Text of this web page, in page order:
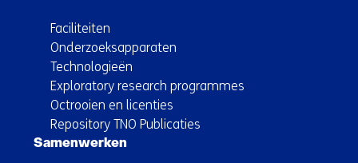
Faciliteiten
Onderzoeksapparaten
Technologieën
Exploratory research programmes
Octrooien en licenties
Repository TNO Publicaties
Samenwerken